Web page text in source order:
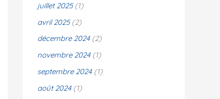
:
juillet 2025(1)
avril 2025(2)
décembre 2024(2)
novembre 2024(1)
septembre 2024(1)
août 2024(1)